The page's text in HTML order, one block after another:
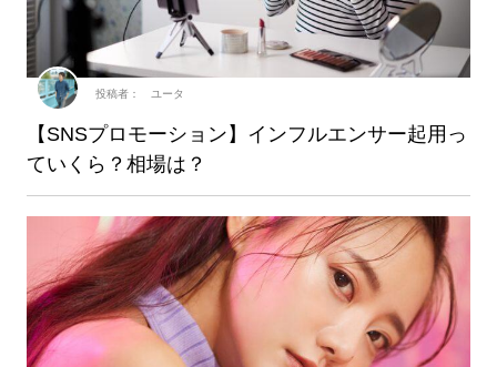
【SNSプロモーション】インフルエンサー起用っ
ていくら？相場は？
投稿者： ユータ